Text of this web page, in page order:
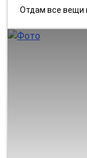
Отдам все вещи